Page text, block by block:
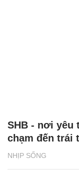
NHỊP SỐNG
SHB - nơi yêu
chạm đến trái